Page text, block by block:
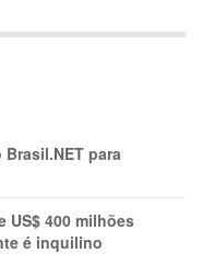
para
US$ 400 milhões
é inquilino